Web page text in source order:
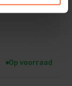
Op voorraad